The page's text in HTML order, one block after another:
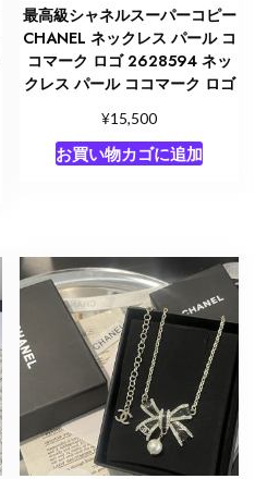
最高級シャネルスーパーコピー
CHANEL ネックレス パール コ
コマーク ロゴ 2628594 ネッ
クレス パール ココマーク ロゴ
¥15,500
お買い物カゴに追加